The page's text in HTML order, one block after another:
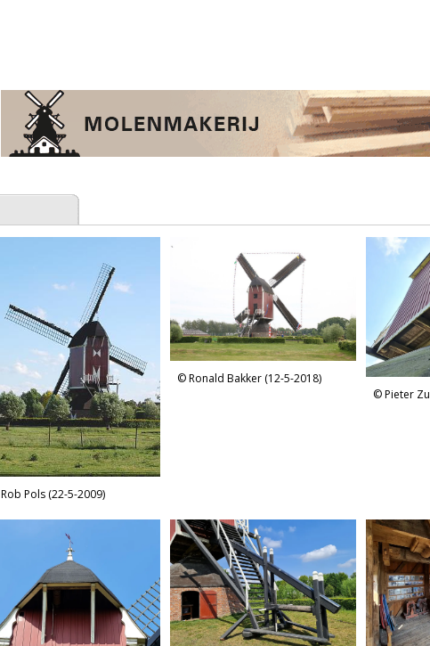
Rob Pols (22-5-2009)
Ronald Bakker (12-5-2018)
Pieter